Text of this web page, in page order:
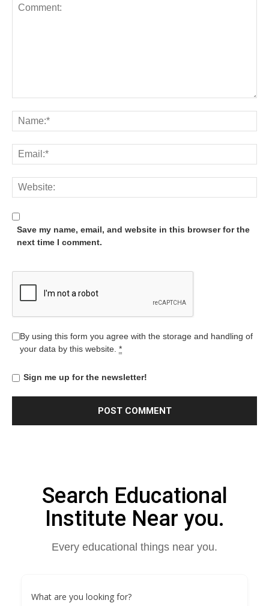
Save my name, email, and website in this browser for the
next time I comment.
By using this form you agree with the storage and handling of
your data by this website. *
Sign me up for the newsletter!
Search Educational
Institute Near you.
Every educational things near you.
What are you looking for?